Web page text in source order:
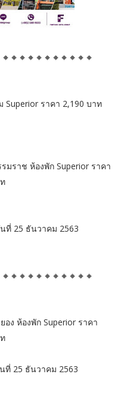
Superior ราคา 2,190 บาท
ราช ห้องพัก Superior ราคา
ที่ 25 ธันวาคม 2563
ง ห้องพัก Superior ราคา
ที่ 25 ธันวาคม 2563